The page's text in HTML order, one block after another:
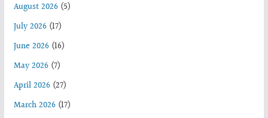
August 2026(5)
July 2026(17)
June 2026(16)
May 2026(7)
April 2026(27)
March 2026(17)